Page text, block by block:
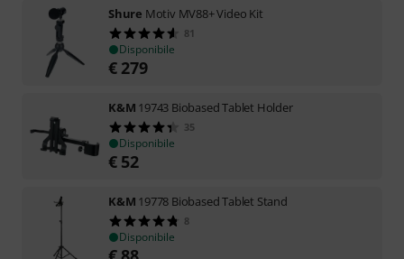
Shure Motiv MV88+ Video Kit
81
Disponibile
€ 279
K&M 19743 Biobased Tablet Holder
35
Disponibile
€ 52
K&M 19778 Biobased Tablet Stand
8
Disponibile